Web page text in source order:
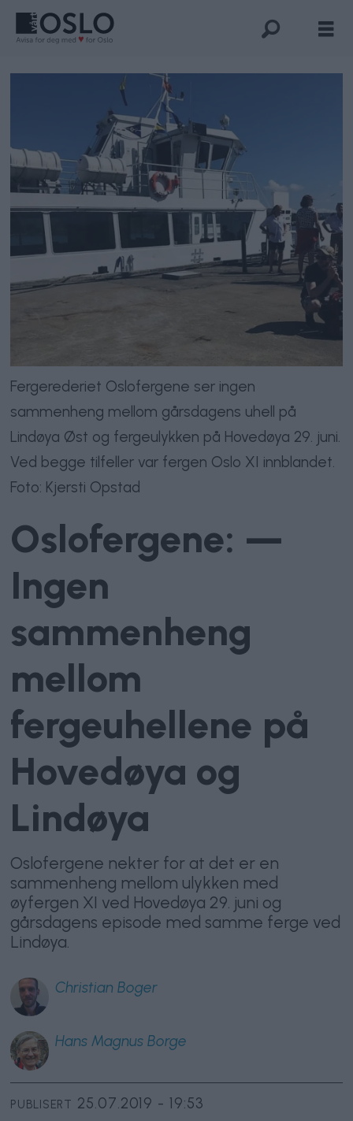
Fergerederiet Oslofergene ser ingen
sammenheng mellom gårsdagens uhell på
Lindøya Øst og fergeulykken på Hovedøya 29. juni.
Ved begge tilfeller var fergen Oslo XI innblandet.
Foto: Kjersti Opstad
Oslofergene: —
Ingen
sammenheng
mellom
fergeuhellene på
Hovedøya og
Lindøya
Oslofergene nekter for at det er en
sammenheng mellom ulykken med
øyfergen XI ved Hovedøya 29. juni og
gårsdagens episode med samme ferge ved
Lindøya.
Christian Boger
Hans Magnus Borge
PUBLISERT 25.07.2019 - 19:53